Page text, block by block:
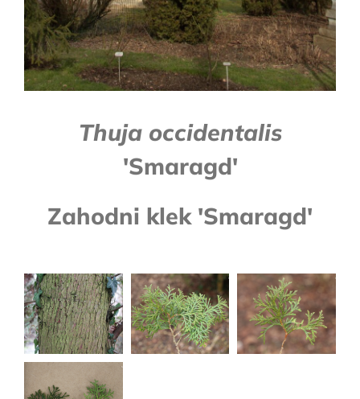
Thuja occidentalis
'Smaragd'
Zahodni klek 'Smaragd'